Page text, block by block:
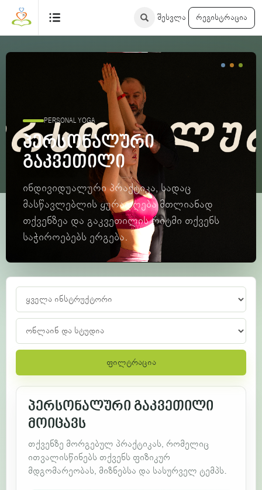
შესვლა რეგისტრაცია
PERSONAL YOGA
პერსონალური
გაკვეთილი
ინდივიდუალური პრაქტიკა, სადაც
მასწავლებლის ყურადღება მთლიანად
თქვენზეა და გაკვეთილის რიტმი თქვენს
საჭიროებებს ერგება.
ფილტრაცია
პერსონალური გაკვეთილი
მოიცავს
თქვენზე მორგებულ პრაქტიკას, რომელიც
ითვალისწინებს თქვენს ფიზიკურ
მდგომარეობას, მიზნებსა და სასურველ ტემპს.